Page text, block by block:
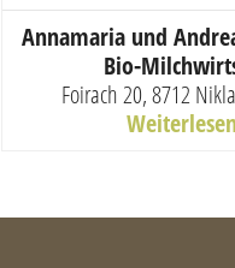
Annamaria und
Bio-
Foirach 20, 8712